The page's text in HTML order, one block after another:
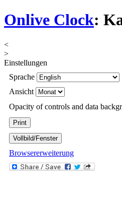
Onlive Clock:
<
>
Einstellungen
Sprache
Ansicht
Opacity of controls and data
Browsererweiterung